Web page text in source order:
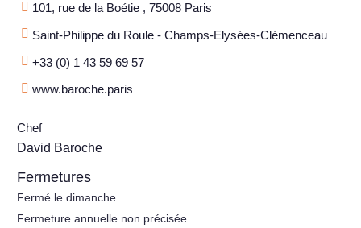
101, rue de la Boétie , 75008 Paris
Saint-Philippe du Roule - Champs-Elysées-Clémenceau
+33 (0) 1 43 59 69 57
www.baroche.paris
Chef
David Baroche
Fermetures
Fermé le dimanche.
Fermeture annuelle non précisée.